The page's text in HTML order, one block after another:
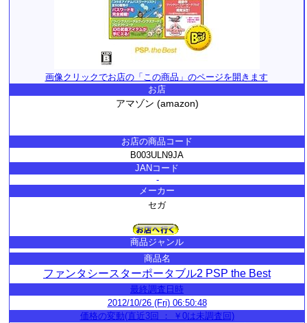
画像クリックでお店の「この商品」のページを開きます
お店
アマゾン (amazon)
お店の商品コード
B003ULN9JA
JANコード
-
メーカー
セガ
商品ジャンル
商品名
ファンタシースターポータブル2 PSP the Best
最終調査日時
2012/10/26 (Fri) 06:50:48
価格の変動(直近3回 ： ￥0は未調査回)